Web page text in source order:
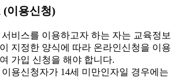
(이용신청)
비스를 이용하고자 하는 자는 교육정보
지정한 양식에 따라 온라인신청을 이용
가입 신청을 해야 합니다.
용신청자가 14세 미만인자일 경우에는